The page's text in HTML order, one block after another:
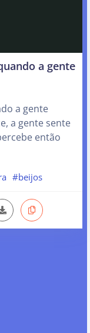
a gente
a gente
a gente sente
então
#beijos